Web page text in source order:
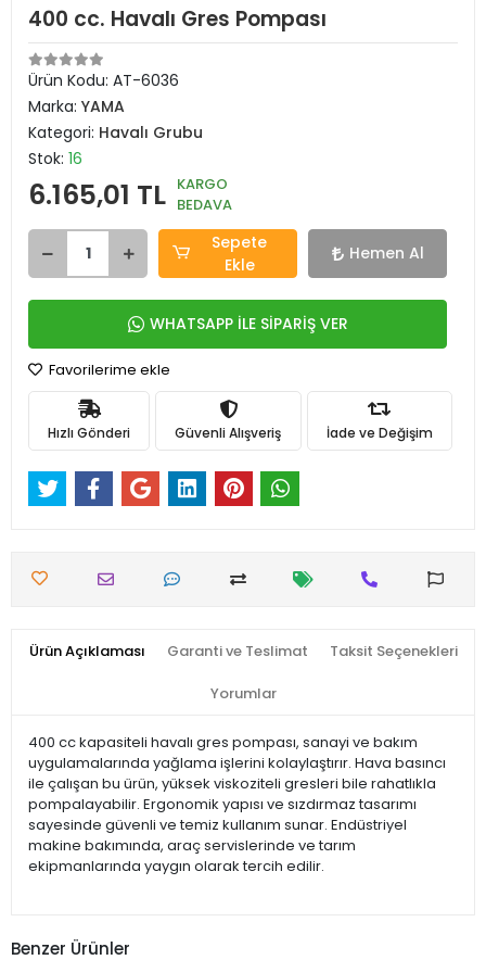
400 cc. Havalı Gres Pompası
Ürün Kodu: AT-6036
Marka: YAMA
Kategori: Havalı Grubu
Stok: 16
6.165,01 TL KARGO
BEDAVA
Sepete
Ekle
Hemen Al
WHATSAPP İLE SİPARİŞ VER
Favorilerime ekle
Hızlı Gönderi Güvenli Alışveriş İade ve Değişim
Ürün Açıklaması Garanti ve Teslimat Taksit Seçenekleri
Yorumlar
400 cc kapasiteli havalı gres pompası, sanayi ve bakım
uygulamalarında yağlama işlerini kolaylaştırır. Hava basıncı
ile çalışan bu ürün, yüksek viskoziteli gresleri bile rahatlıkla
pompalayabilir. Ergonomik yapısı ve sızdırmaz tasarımı
sayesinde güvenli ve temiz kullanım sunar. Endüstriyel
makine bakımında, araç servislerinde ve tarım
ekipmanlarında yaygın olarak tercih edilir.
Benzer Ürünler